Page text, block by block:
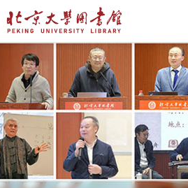
全部资源
全部资源